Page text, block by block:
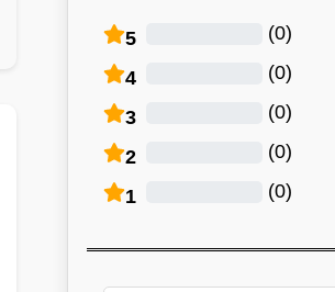
5 (
0
)
4 (
0
)
3 (
0
)
2 (
0
)
1 (
0
)